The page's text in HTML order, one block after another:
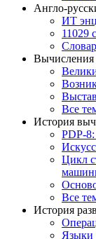
Англо-
ИТ
11029
Вычисления
Все
История
PDP-
Цикл
Все
История
Языки